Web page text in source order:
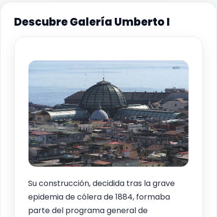
Descubre Galería Umberto I
Su construcción, decidida tras la grave
epidemia de cólera de 1884, formaba
parte del programa general de